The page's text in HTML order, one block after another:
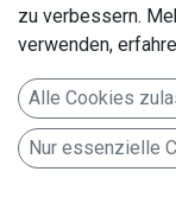
zu verbessern.
verwenden,
Alle Cookies
Nur essenzielle